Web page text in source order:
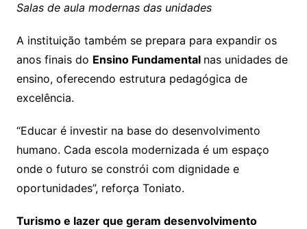
Salas de aula modernas das unidades
A instituição também se prepara para expandir os
anos finais do Ensino Fundamental nas unidades de
ensino, oferecendo estrutura pedagógica de
excelência.
“Educar é investir na base do desenvolvimento
humano. Cada escola modernizada é um espaço
onde o futuro se constrói com dignidade e
oportunidades”, reforça Toniato.
Turismo e lazer que geram desenvolvimento